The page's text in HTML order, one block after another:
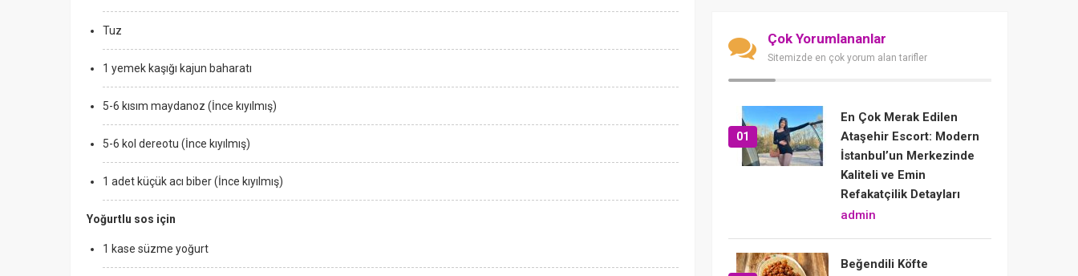
Tuz
1 yemek kaşığı kajun baharatı
5-6 kısım maydanoz (İnce kıyılmış)
5-6 kol dereotu (İnce kıyılmış)
1 adet küçük acı biber (İnce kıyılmış)
Yoğurtlu sos için
1 kase süzme yoğurt
Çok Yorumlananlar
Sitemizde en çok yorum alan tarifler
01
En Çok Merak Edilen
Ataşehir Escort: Modern
İstanbul’un Merkezinde
Kaliteli ve Emin
Refakatçilik Detayları
admin
Beğendili Köfte